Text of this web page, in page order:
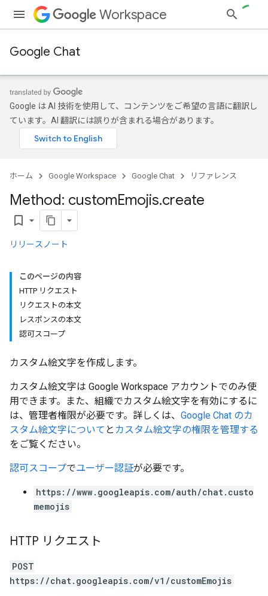
Workspace
Google Chat
Google は AI 技術を使用して、コンテンツをご希望の言語に翻訳し
ています。AI 翻訳には誤りが含まれる場合があります。
ホーム Google Workspace Google Chat リファレンス
Method: customEmojis.create
bookmark_border
リリースノート
このページの内容
HTTP リクエスト
リクエストの本文
レスポンスの本文
認可スコープ
カスタム絵文字を作成します。
カスタム絵文字は Google Workspace アカウントでのみ使
用できます。また、組織でカスタム絵文字を有効にするに
は、管理者権限が必要です。詳しくは、 Google Chat のカ
スタム絵文字について と カスタム絵文字の権限を管理する
をご覧ください。
認可スコープでユーザー認証が必要です。
https://www.googleapis.com/auth/chat.custo
memojis
HTTP リクエスト
POST
https://chat.googleapis.com/v1/customEmojis